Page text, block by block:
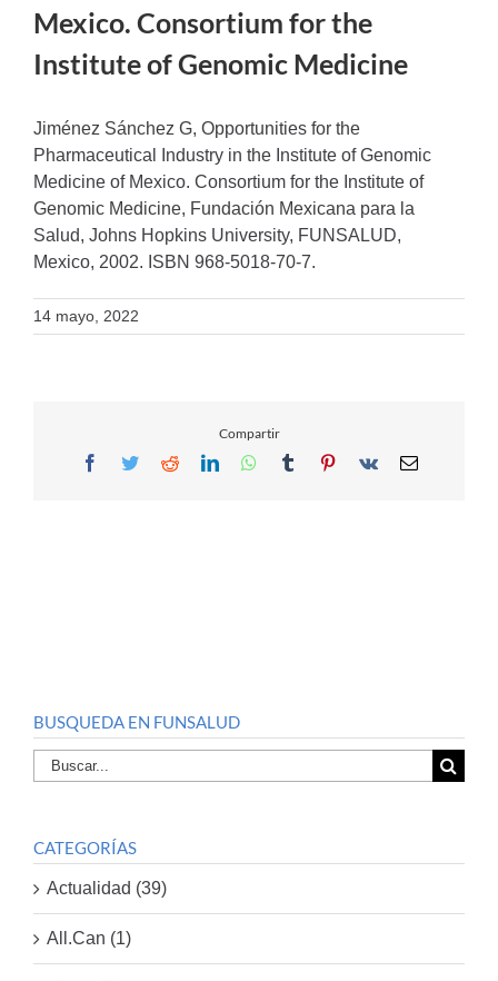
Mexico. Consortium for the
Institute of Genomic Medicine
Jiménez Sánchez G, Opportunities for the
Pharmaceutical Industry in the Institute of Genomic
Medicine of Mexico. Consortium for the Institute of
Genomic Medicine, Fundación Mexicana para la
Salud, Johns Hopkins University, FUNSALUD,
Mexico, 2002. ISBN 968-5018-70-7.
14 mayo, 2022
Compartir
Facebook
TwitterRedditLinkedInWhatsApp
TumblrPinterest
Vk Email
BUSQUEDA EN FUNSALUD
Buscar
por:
CATEGORÍAS
Actualidad (39)
All.Can (1)